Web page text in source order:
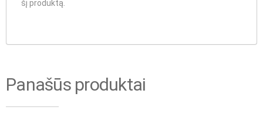
šį produktą.
Panašūs produktai